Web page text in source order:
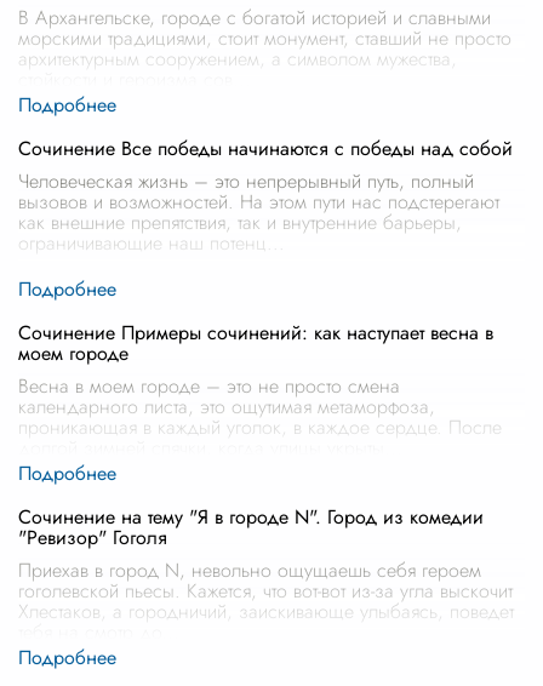
В Архангельске, городе с богатой историей и славными
морскими традициями, стоит монумент, ставший не просто
архитектурным сооружением, а символом мужества,
Сочинение Все победы начинаются с победы над собой
Человеческая жизнь – это непрерывный путь, полный
вызовов и возможностей. На этом пути нас подстерегают
как внешние препятствия, так и внутренние барьеры,
ограничивающие наш потенц
Сочинение Примеры сочинений: как наступает весна в
моем городе
Весна в моем городе – это не просто смена
календарного листа, это ощутимая метаморфоза,
проникающая в каждый уголок, в каждое сердце. После
Сочинение на тему "Я в городе N". Город из комедии
"Ревизор" Гоголя
Приехав в город N, невольно ощущаешь себя героем
гоголевской пьесы. Кажется, что вот-вот из-за угла выскочит
Хлестаков, а городничий, заискивающе улыбаясь, поведет